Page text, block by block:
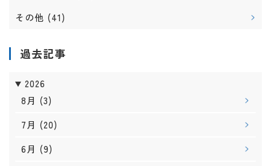
その他 (41)
過去記事
2026
8月 (3)
7月 (20)
6月 (9)